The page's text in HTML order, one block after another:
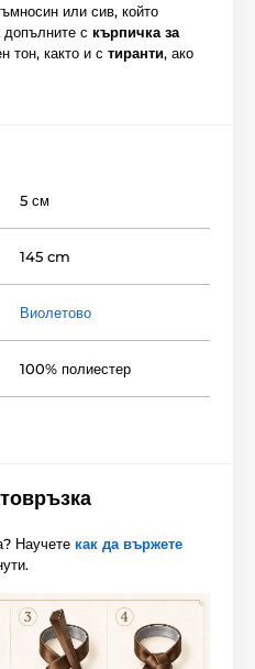
или сив, който
с кърпичка за
тон, както и с тиранти, ако
5 см
145 cm
Виолетово
100% полиестер
Научете как да вържете